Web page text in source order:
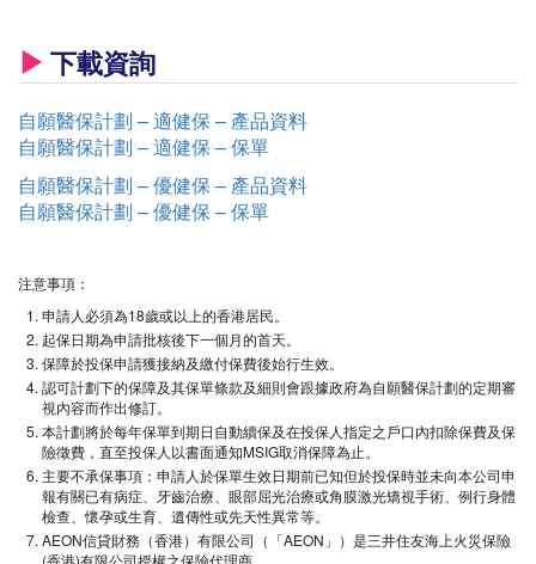
下載資詢
自願醫保計劃 – 適健保 – 產品資料
自願醫保計劃 – 適健保 – 保單
自願醫保計劃 – 優健保 – 產品資料
自願醫保計劃 – 優健保 – 保單
注意事項：
申請人必須為18歲或以上的香港居民。
起保日期為申請批核後下一個月的首天。
保障於投保申請獲接納及繳付保費後始行生效。
認可計劃下的保障及其保單條款及細則會跟據政府為自願醫保計劃的定期審
視內容而作出修訂。
本計劃將於每年保單到期日自動續保及在投保人指定之戶口內扣除保費及保
險徵費，直至投保人以書面通知MSIG取消保障為止。
主要不承保事項：申請人於保單生效日期前已知但於投保時並未向本公司申
報有關已有病症、牙齒治療、眼部屈光治療或角膜激光矯視手術、例行身體
檢查、懷孕或生育、遺傳性或先天性異常等。
AEON信貸財務（香港）有限公司（「AEON」）是三井住友海上火災保險
(香港)有限公司授權之保險代理商。